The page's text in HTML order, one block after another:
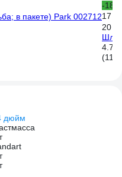
в пакете) Park 002712
-18%
17
20
4.7
(116)
дюйм